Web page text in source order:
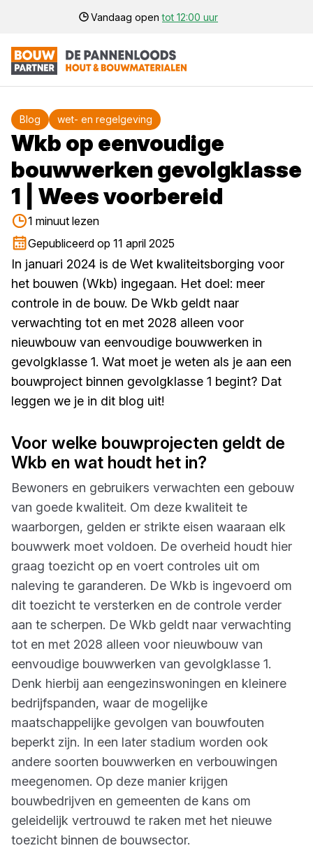
Vandaag opentot 12:00 uur
Blog wet- en regelgeving
Wkb op eenvoudige
bouwwerken gevolgklasse
1 | Wees voorbereid
1 minuut lezen
Gepubliceerd op 11 april 2025
In januari 2024 is de Wet kwaliteitsborging voor
het bouwen (Wkb) ingegaan. Het doel: meer
controle in de bouw. De Wkb geldt naar
verwachting tot en met 2028 alleen voor
nieuwbouw van eenvoudige bouwwerken in
gevolgklasse 1. Wat moet je weten als je aan een
bouwproject binnen gevolgklasse 1 begint? Dat
leggen we je in dit blog uit!
Voor welke bouwprojecten geldt de
Wkb en wat houdt het in?
Bewoners en gebruikers verwachten een gebouw
van goede kwaliteit. Om deze kwaliteit te
waarborgen, gelden er strikte eisen waaraan elk
bouwwerk moet voldoen. De overheid houdt hier
graag toezicht op en voert controles uit om
naleving te garanderen. De Wkb is ingevoerd om
dit toezicht te versterken en de controle verder
aan te scherpen. De Wkb geldt naar verwachting
tot en met 2028 alleen voor nieuwbouw van
eenvoudige bouwwerken van gevolgklasse 1.
Denk hierbij aan eengezinswoningen en kleinere
bedrijfspanden, waar de mogelijke
maatschappelijke gevolgen van bouwfouten
beperkt zijn. In een later stadium worden ook
andere soorten bouwwerken en verbouwingen
meegenomen. Op deze manier krijgen
bouwbedrijven en gemeenten de kans om
geleidelijk vertrouwd te raken met het nieuwe
toezicht binnen de bouwsector.